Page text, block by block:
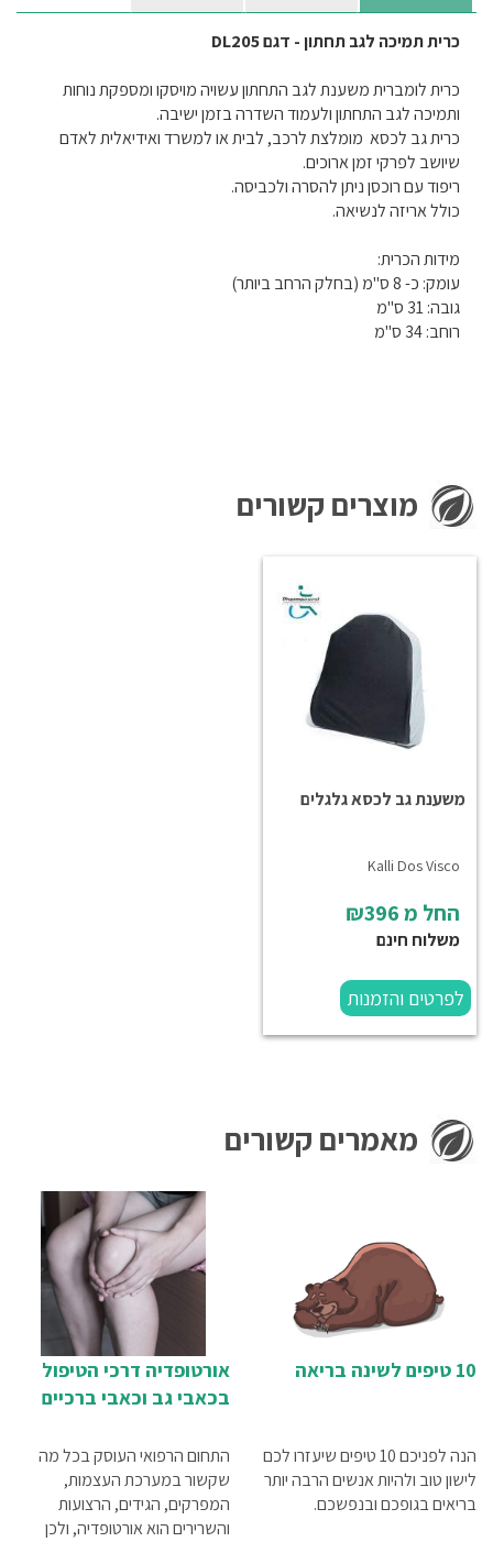
כרית תמיכה לגב תחתון - דגם DL205
כרית לומברית משענת לגב התחתון עשויה מויסקו ומספקת נוחות
ותמיכה לגב התחתון ולעמוד השדרה בזמן ישיבה.
כרית גב לכסא מומלצת לרכב, לבית או למשרד ואידיאלית לאדם
שיושב לפרקי זמן ארוכים.
ריפוד עם רוכסן ניתן להסרה ולכביסה.
כולל אריזה לנשיאה.
מידות הכרית:
עומק: כ- 8 ס"מ (בחלק הרחב ביותר)
גובה: 31 ס"מ
רוחב: 34 ס"מ
מוצרים קשורים
משענת גב לכסא גלגלים
Kalli Dos Visco
החל מ
משלוח חינם
לפרטים והזמנות
מאמרים קשורים
10 טיפים לשינה בריאה
הנה לפניכם 10 טיפים שיעזרו לכם
לישון טוב ולהיות אנשים הרבה יותר
בריאים בגופכם ובנפשכם.
אורטופדיה דרכי הטיפול
בכאבי גב וכאבי ברכיים
התחום הרפואי העוסק בכל מה
שקשור במערכת העצמות,
המפרקים, הגידים, הרצועות
והשרירים הוא אורטופדיה, ולכן